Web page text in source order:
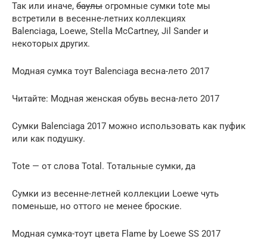
Так или иначе, баулы огромные сумки tote мы
встретили в весенне-летних коллекциях
Balenciaga, Loewe, Stella McCartney, Jil Sander и
некоторых других.
Модная сумка тоут Balenciaga весна-лето 2017
Читайте: Модная женская обувь весна-лето 2017
Cумки Balenciaga 2017 можно использовать как пуфик
или как подушку.
Tote — от слова Total. Тотальные сумки, да
Сумки из весенне-летней коллекции Loewe чуть
поменьше, но оттого не менее броские.
Модная сумка-тоут цвета Flame by Loewe SS 2017